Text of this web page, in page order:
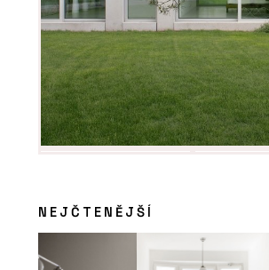
NEJČTENĚJŠÍ